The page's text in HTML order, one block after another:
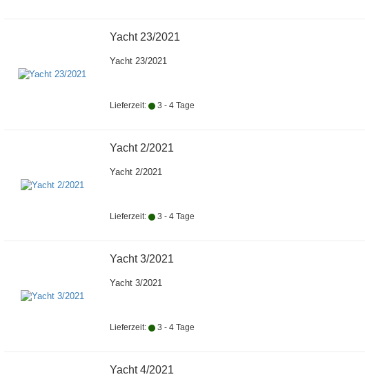
Yacht 23/2021
Yacht 23/2021
Lieferzeit: 3 - 4 Tage
Yacht 2/2021
Yacht 2/2021
Lieferzeit: 3 - 4 Tage
Yacht 3/2021
Yacht 3/2021
Lieferzeit: 3 - 4 Tage
Yacht 4/2021